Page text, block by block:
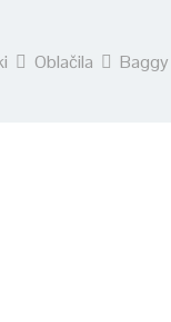
Oblačila